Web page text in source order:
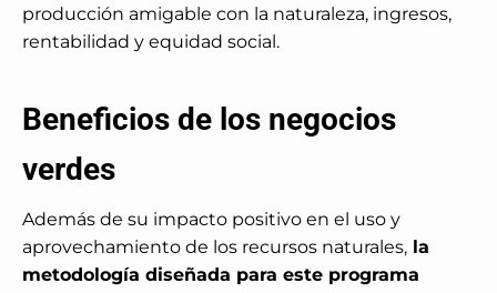
producción amigable con la naturaleza, ingresos,
rentabilidad y equidad social.
Beneficios de los negocios
verdes
Además de su impacto positivo en el uso y
aprovechamiento de los recursos naturales, la
metodología diseñada para este programa